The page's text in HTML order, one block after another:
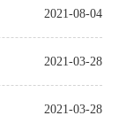
2021-08-04
2021-03-28
2021-03-28